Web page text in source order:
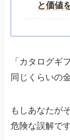
と価値
「カタログギ
同じくらいの
もしあなたが
危険な誤解です